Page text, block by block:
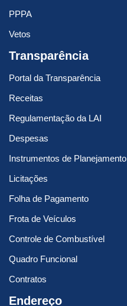
PPPA
Vetos
Transparência
Portal da Transparência
Receitas
Regulamentação da LAI
Despesas
Instrumentos de Planejamento
Licitações
Folha de Pagamento
Frota de Veículos
Controle de Combustível
Quadro Funcional
Contratos
Endereço